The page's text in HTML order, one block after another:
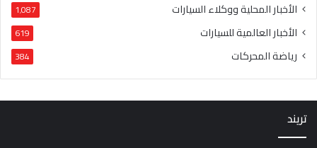
الأخبار المحلية ووكلاء السيارات 1٬087
الأخبار العالمية للسيارات 619
رياضة المحركات 384
تريند